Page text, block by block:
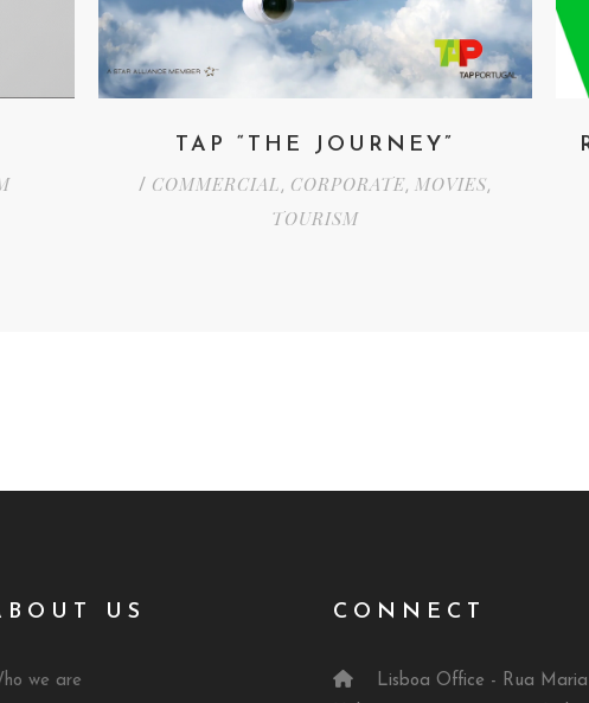
TAP “THE JOURNEY”
/ COMMERCIAL , CORPORATE,MOVIES,
TOURISM
US
we are
CONNECT
Lisboa Office - Rua